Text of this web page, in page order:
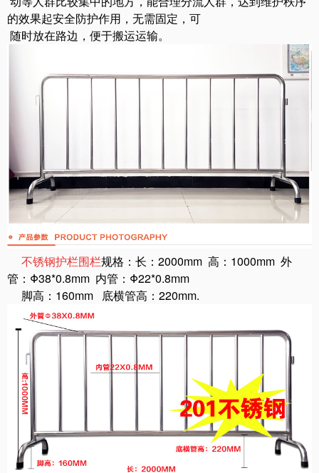
的效果起安全防护作用，无需固定，可
随时放在路边，便于搬运运输。
不锈钢护栏围栏规格 ：长：2000mm 高：1000mm 外
管：Φ38*0.8mm 内管：Φ22*0.8mm
脚高：160mm 底横管高：220mm.